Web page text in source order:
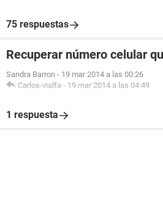
75 respuestas
Recuperar número celular
Sandra Barron - 19 mar 2014 a las 00:26
Carlos-vialfa - 19 mar 2014 a las 04:49
1 respuesta